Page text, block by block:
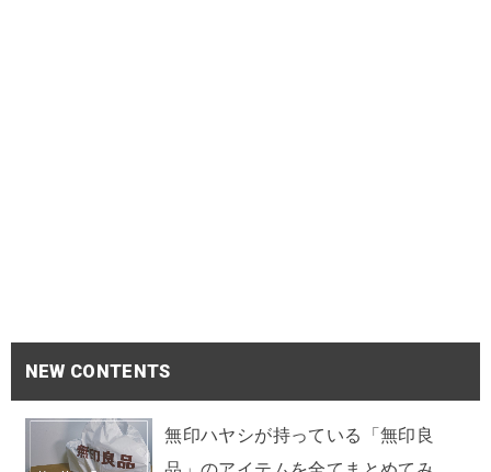
NEW CONTENTS
無印ハヤシが持っている「無印良